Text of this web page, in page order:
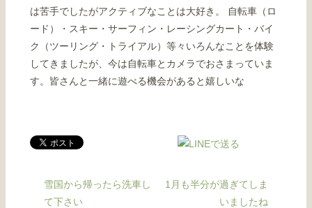
は苦手でしたがアクティブなことは大好き。 自転車（ロ
ード）・スキー・サーフィン・レーシングカート・バイ
ク（ツーリング・トライアル）等々いろんなことを体験
してきましたが、今は自転車とカメラでおさまっていま
す。皆さんと一緒に遊べる機会があると嬉しいな
雪国から帰ったら洗車し
て下さい
1月も半分が過ぎてしま
いましたね